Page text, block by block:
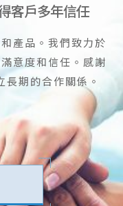
客戶多年信任
產品。我們致力於
意度和信任。感謝
期的合作關係。